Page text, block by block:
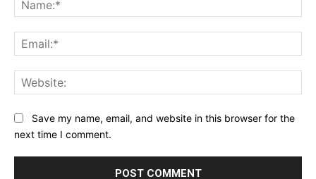
Save my name, email, and website in this browser for the
next time I comment.